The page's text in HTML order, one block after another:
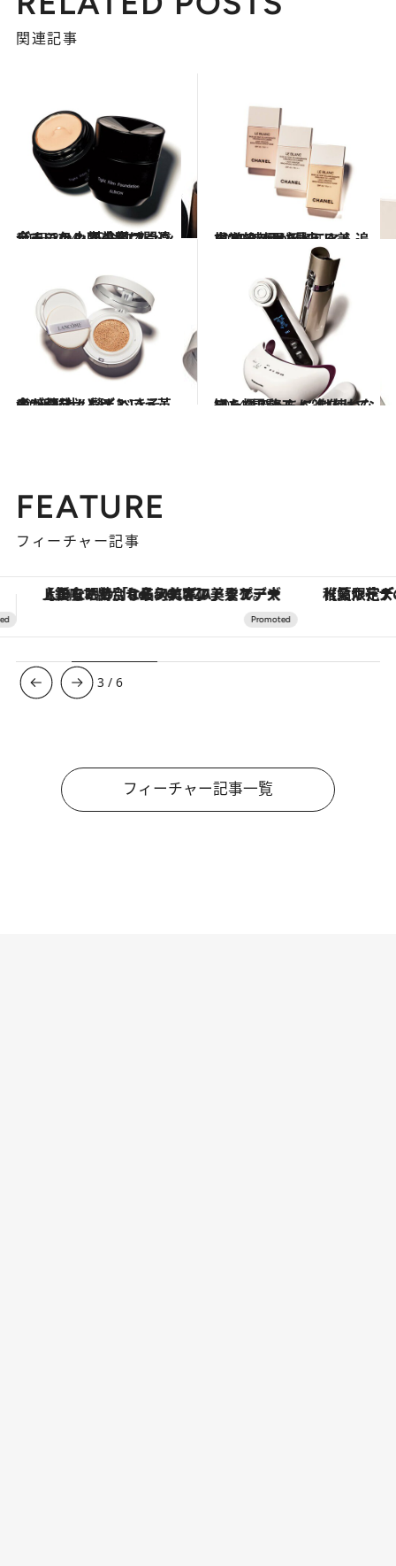
関連記事
2015.2.24
今までの小顔美容は間違っていた？ 革命的ファンデーションで小顔づくり
ビューティ＆ヘルス 2015.2.4
視覚的効果をとことん追求する “目に見える美白”の時代が到来！
ビューティ＆ヘルス
2015.2.2
インクファンデという革命が勃発！ 驚くべきその“新形状”とは？
ビューティ＆ヘルス 2014.11.3
知らないうちに進化していた “電動モノ” は使わなきゃ損！
ビューティ＆ヘルス
FEATURE
フィーチャー記事
【夏限定ディナーコース】旬を迎える稚鮎や花ズッキーニなどをイタリア・トスカーナの郷土料理の手法で満喫！
3 /6
フィーチャー記事一覧